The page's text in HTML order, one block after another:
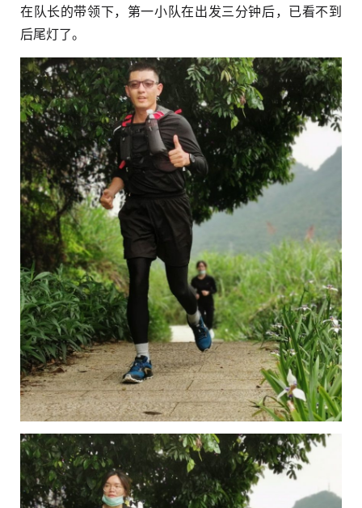
在队长的带领下，第一小队在出发三分钟后，已看不到
后尾灯了。